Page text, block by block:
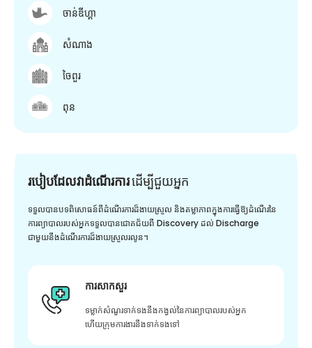
ចាន់ឌីហ្គា
សំណាង
ចៃពួរ
ពុន
របៀបដែលវាដំណើរការដើម្បី​ជួយ​អ្នក
ទទួលបានបទពិសោធន៍ពីដំណើរការដ៏ងាយស្រួល និងតម្លាភាពក្នុងការធ្វើឱ្យដំណើរនៃ
ការព្យាបាលរបស់អ្នកទទួលបានជោគជ័យពី Discovery ដល់ Discharge
ជាមួយនឹងដំណើរការដ៏ងាយស្រួលរលូន។
ការសាកសួរ
ទម្លាក់សំណួរទាក់ទងនឹងកង្វល់នៃការព្យាបាលរបស់អ្នក
ហើយក្រុមការងារនឹងទាក់ទងទៅ